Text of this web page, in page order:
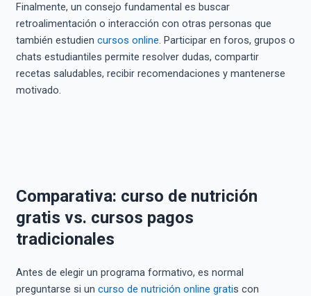
Finalmente, un consejo fundamental es buscar
retroalimentación o interacción con otras personas que
también estudien cursos online. Participar en foros, grupos o
chats estudiantiles permite resolver dudas, compartir
recetas saludables, recibir recomendaciones y mantenerse
motivado.
Comparativa: curso de nutrición
gratis vs. cursos pagos
tradicionales
Antes de elegir un programa formativo, es normal
preguntarse si un curso de nutrición online gratis con